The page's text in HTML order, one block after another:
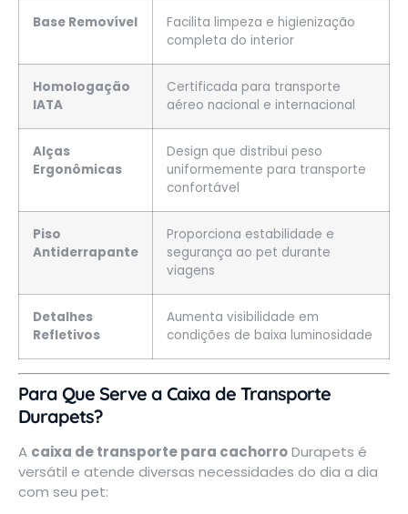
Base Removível
Facilita limpeza e higienização
completa do interior
Homologação
IATA
Certificada para transporte
aéreo nacional e internacional
Alças
Ergonômicas
Design que distribui peso
uniformemente para transporte
confortável
Piso
Antiderrapante
Proporciona estabilidade e
segurança ao pet durante
viagens
Detalhes
Refletivos
Aumenta visibilidade em
condições de baixa luminosidade
Para Que Serve a Caixa de Transporte
Durapets?
A caixa de transporte para cachorroDurapets é
versátil e atende diversas necessidades do dia a dia
com seu pet: